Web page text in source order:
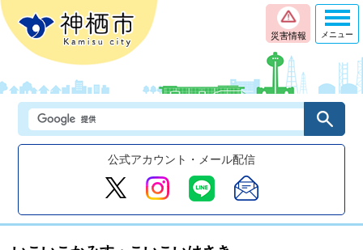
災害情報
公式アカウント・メール配信
メニュー